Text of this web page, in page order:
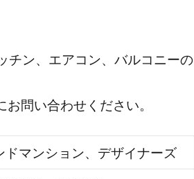
チン、エアコン、バルコニーの
問い合わせください。
ドマンション、デザイナーズ